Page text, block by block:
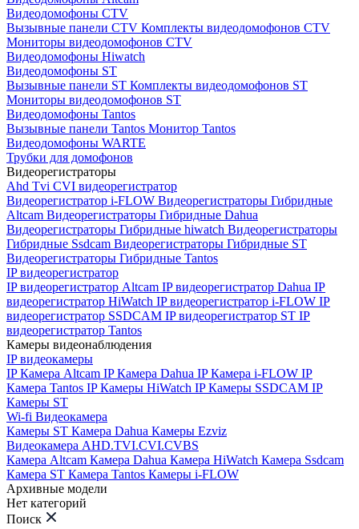
Видеодомофоны CTV
Вызывные панели CTV Комплекты видеодомофонов CTV
Мониторы видеодомофонов CTV
Видеодомофоны Hiwatch
Видеодомофоны ST
Вызывные панели ST Комплекты видеодомофонов ST
Мониторы видеодомофонов ST
Видеодомофоны Tantos
Вызывные панели Tantos Монитор Tantos
Видеодомофоны WARTE
Трубки для домофонов
Видеорегистраторы
Ahd Tvi CVI видеорегистратор
Видеорегистратор i-FLOW Видеорегистраторы Гибридные
Altcam Видеорегистраторы Гибридные Dahua
Видеорегистраторы Гибридные hiwatch Видеорегистраторы
Гибридные Ssdcam Видеорегистраторы Гибридные ST
Видеорегистраторы Гибридные Tantos
IP видеорегистратор
IP видеорегистратор Altcam IP видеорегистратор Dahua IP
видеорегистратор HiWatch IP видеорегистратор i-FLOW IP
видеорегистратор SSDCAM IP видеорегистратор ST IP
видеорегистратор Tantos
Камеры видеонаблюдения
IP видеокамеры
IP Камера Altcam IP Камера Dahua IP Камера i-FLOW IP
Камера Tantos IP Камеры HiWatch IP Камеры SSDCAM IP
Камеры ST
Wi-fi Видеокамера
Камеры ST Камера Dahua Камеры Ezviz
Видеокамера AHD.TVI.CVI.CVBS
Камера Altcam Камера Dahua Камера HiWatch Камера Ssdcam
Камера ST Камера Tantos Камеры i-FLOW
Архивные модели
Нет категорий
Поиск